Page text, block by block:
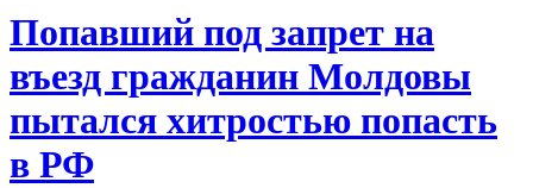
Попавший под запрет на
въезд гражданин Молдовы
пытался хитростью попасть
в РФ